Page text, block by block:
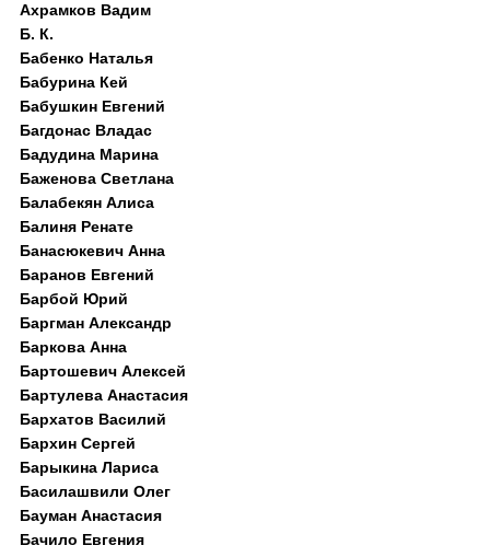
Ахрамков Вадим
Б. К.
Бабенко Наталья
Бабурина Кей
Бабушкин Евгений
Багдонас Владас
Бадудина Марина
Баженова Светлана
Балабекян Алиса
Балиня Ренате
Банасюкевич Анна
Баранов Евгений
Барбой Юрий
Баргман Александр
Баркова Анна
Бартошевич Алексей
Бартулева Анастасия
Бархатов Василий
Бархин Сергей
Барыкина Лариса
Басилашвили Олег
Бауман Анастасия
Бачило Евгения